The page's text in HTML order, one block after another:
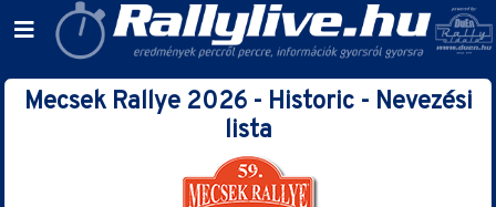
Mecsek Rallye 2026 - Historic - Nevezési
lista